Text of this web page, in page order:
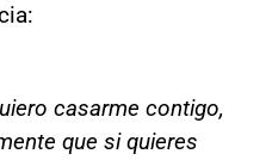
casarme contigo,
que si quieres